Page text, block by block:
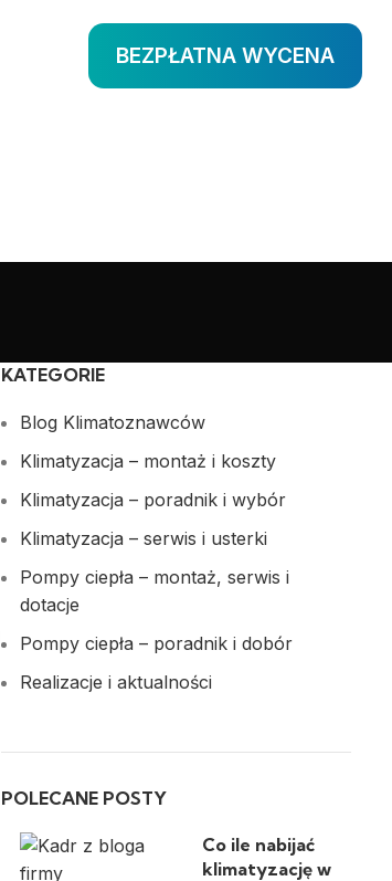
BEZPŁATNA WYCENA
KATEGORIE
Blog Klimatoznawców
Klimatyzacja – montaż i koszty
Klimatyzacja – poradnik i wybór
Klimatyzacja – serwis i usterki
Pompy ciepła – montaż, serwis i
dotacje
Pompy ciepła – poradnik i dobór
Realizacje i aktualności
POLECANE POSTY
Co ile nabijać
klimatyzację w